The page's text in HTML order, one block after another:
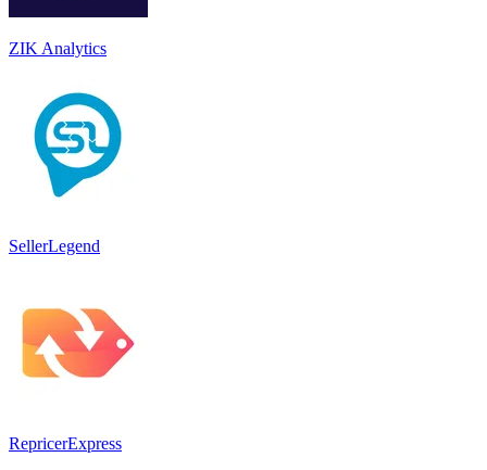
ZIK Analytics
SellerLegend
RepricerExpress